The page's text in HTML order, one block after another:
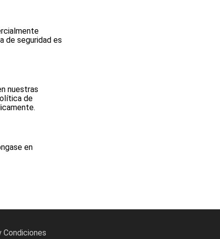
de seguridad es
nuestras
de
en
Condiciones